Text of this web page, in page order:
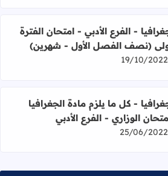
الجغرافيا - الفرع الأدبي - امتحان الفترة
- الفرع الأدبي - امتحان الفترة
(نصف الفصل الأول - شهرين)
19/10/2022
- كل ما يلزم مادة الجغرافيا
- كل ما يلزم مادة الجغرافيا
الوزاري - الفرع الأدبي
25/06/2022